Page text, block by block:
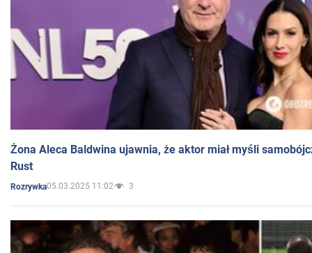
Żona Aleca Baldwina ujawnia, że aktor miał myśli
Rust
Rozrywka05.03.2025 11:02 3